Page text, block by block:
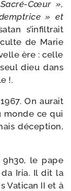
​Cœur »,
» et
s’in­fil­trait
de Marie
ère : celle
dieu dans
!.
On aurait
monde ce qui
décep­tion,
9h30, le pape
Iria. Il dit la
Vatican II et à